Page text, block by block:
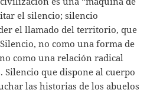
el silencio; silencio
el llamado del territorio, que
no como una forma de
como una relación radical
Silencio que dispone al cuerpo
las historias de los abuelos